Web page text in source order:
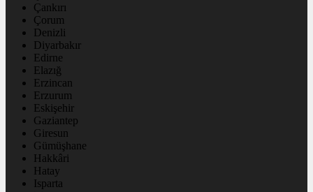
Çankırı
Çorum
Denizli
Diyarbakır
Edirne
Elazığ
Erzincan
Erzurum
Eskişehir
Gaziantep
Giresun
Gümüşhane
Hakkâri
Hatay
Isparta